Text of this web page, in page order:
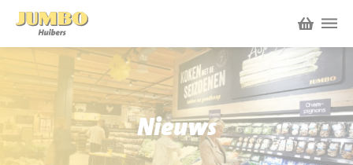
Winkels
P.W.A. Park
Bruïneplein
Nieuws Nieuws